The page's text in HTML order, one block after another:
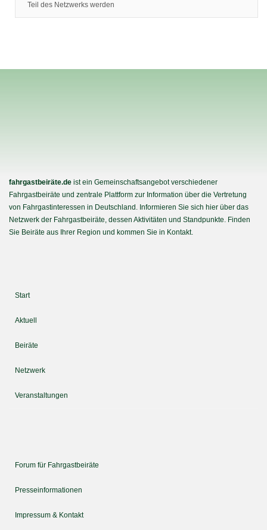
Teil des Netzwerks werden
fahrgastbeiräte.de ist ein Gemeinschaftsangebot verschiedener
Fahrgastbeiräte und zentrale Plattform zur Information über die Vertretung
von Fahrgastinteressen in Deutschland. Informieren Sie sich hier über das
Netzwerk der Fahrgastbeiräte, dessen Aktivitäten und Standpunkte. Finden
Sie Beiräte aus Ihrer Region und kommen Sie in Kontakt.
Start
Aktuell
Beiräte
Netzwerk
Veranstaltungen
Forum für Fahrgastbeiräte
Presseinformationen
Impressum & Kontakt